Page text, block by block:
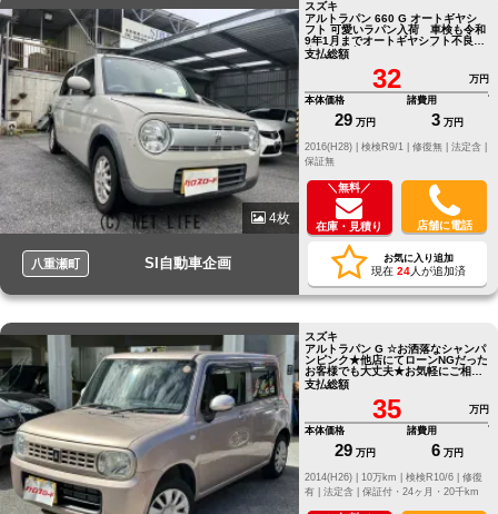
4枚
八重瀬町 SI自動車企画
スズキ
アルトラパン 660 G オートギヤシ
フト 可愛いラパン入荷 車検も令和
9年1月までオートギヤシフト不良の
為 走行少ない６万キロ代のミッシ
ン交換
支払総額
32
万円
本体価格
29 万円
諸費用
3 万円
修復無 | 法定含 |
保証無
＼無料／
在庫・見積り 店舗に電話
お気に入り追加
現在 24人が追加済
スズキ
アルトラパン G ☆お洒落なシャンパ
ンピンク★他店にてローンNGだった
お客様でも大丈夫★お気軽にご相談
ください☆
支払総額
35
万円
本体価格
29 万円
諸費用
6 万円
修復
有 | 法定含 | 保証付・24ヶ月・20千km